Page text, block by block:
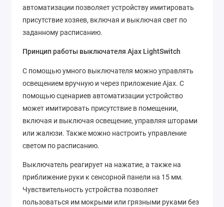
автоматизации позволяет устройству имитировать
присутствие хозяев, включая и выключая свет по
заданному расписанию.
Принцип работы выключателя Ajax LightSwitch
С помощью умного выключателя можно управлять
освещением вручную и через приложение Ajax. С
помощью сценариев автоматизации устройство
может имитировать присутствие в помещении,
включая и выключая освещение, управляя шторами
или жалюзи. Также можно настроить управление
светом по расписанию.
Выключатель реагирует на нажатие, а также на
приближение руки к сенсорной панели на 15 мм.
Чувствительность устройства позволяет
пользоваться им мокрыми или грязными руками без